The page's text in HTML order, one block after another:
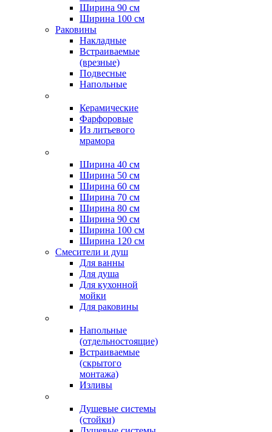
Ширина 90 см
Ширина 100 см
Раковины
Накладные
Встраиваемые
(врезные)
Подвесные
Напольные
Керамические
Фарфоровые
Из литьевого
мрамора
Ширина 40 см
Ширина 50 см
Ширина 60 см
Ширина 70 см
Ширина 80 см
Ширина 90 см
Ширина 100 см
Ширина 120 см
Смесители и душ
Для ванны
Для душа
Для кухонной
мойки
Для раковины
Напольные
(отдельностоящие)
Встраиваемые
(скрытого
монтажа)
Изливы
Душевые системы
(стойки)